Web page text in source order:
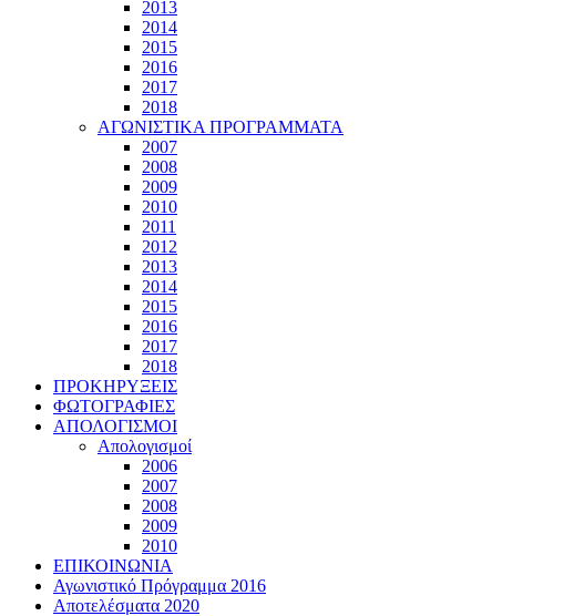
2013
2014
2015
2016
2017
2018
ΑΓΩΝΙΣΤΙΚΑ ΠΡΟΓΡΑΜΜΑΤΑ
2007
2008
2009
2010
2011
2012
2013
2014
2015
2016
2017
2018
ΠΡΟΚΗΡΥΞΕΙΣ
ΦΩΤΟΓΡΑΦΙΕΣ
ΑΠΟΛΟΓΙΣΜΟΙ
Απολογισμοί
2006
2007
2008
2009
2010
ΕΠΙΚΟΙΝΩΝΙΑ
Αγωνιστικό Πρόγραμμα 2016
Αποτελέσματα 2020